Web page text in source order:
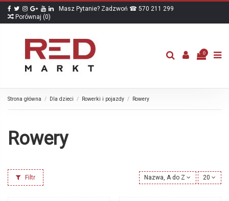
Masz Pytanie? Zadzwoń ☎ 570 211 299
Porównaj (0)
0
Strona główna Dla dzieci Rowerki i pojazdy Rowery
Rowery
Filtr Nazwa, A do Z 20